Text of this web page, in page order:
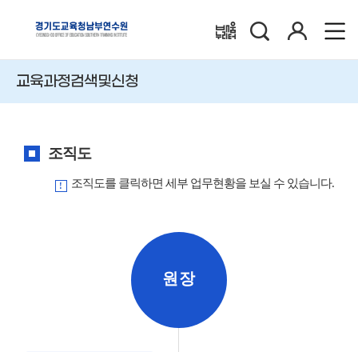
배움누리터
교육과정검색및신청
조직도
조직도를 클릭하면 세부 업무현황을 보실 수 있습니다.
원장